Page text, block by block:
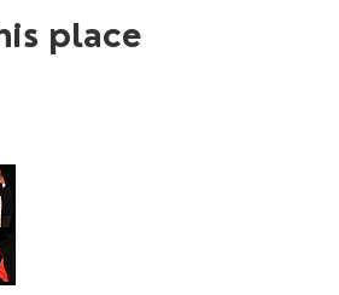
place